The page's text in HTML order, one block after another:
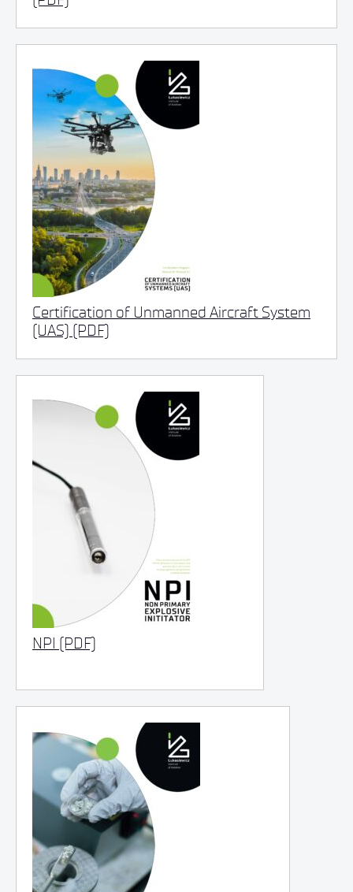
Certification of Unmanned Aircraft System
(UAS) (PDF)
NPI (PDF)